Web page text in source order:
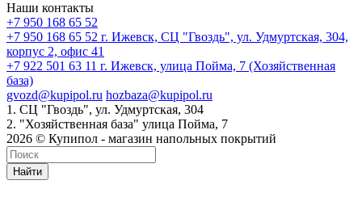
Наши контакты
+7 950 168 65 52
+7 950 168 65 52 г. Ижевск, СЦ "Гвоздь", ул. Удмуртская, 304,
корпус 2, офис 41
+7 922 501 63 11 г. Ижевск, улица Пойма, 7 (Хозяйственная
база)
gvozd@kupipol.ru hozbaza@kupipol.ru
1. СЦ "Гвоздь", ул. Удмуртская, 304
2. "Хозяйственная база" улица Пойма, 7
2026 © Купипол - магазин напольных покрытий
Найти